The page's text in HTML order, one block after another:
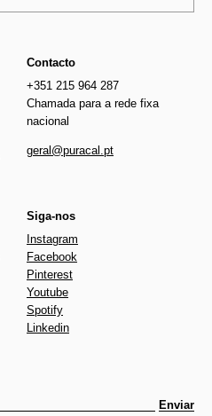
Contacto
+351 215 964 287
Chamada para a rede fixa
nacional
geral@puracal.pt
Siga-nos
Instagram
Facebook
Pinterest
Youtube
Spotify
Linkedin
Enviar